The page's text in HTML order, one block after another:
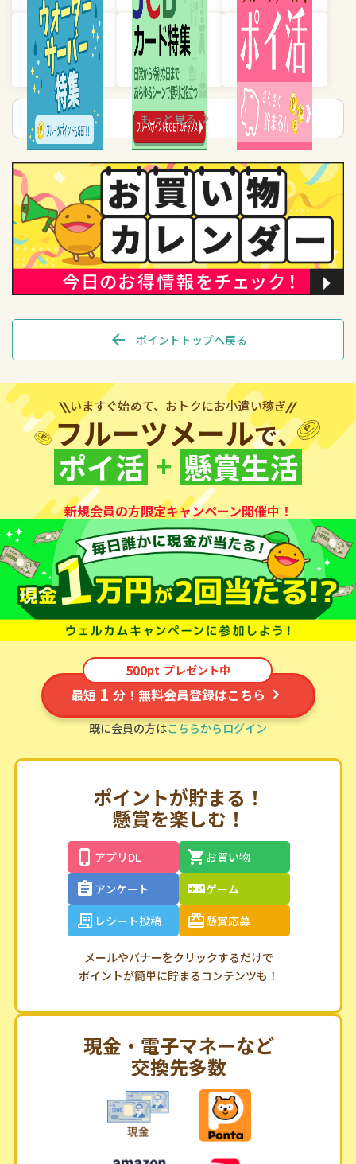
もっと見るchevron_right
arrow_back ポイントトップへ戻る
いますぐ始めて、おトクにお小遣い稼ぎ
フルーツメールで、
ポイ活 + 懸賞生活
新規会員の方限定キャンペーン開催中！
500pt プレゼント中
最短 1 分！無料会員登録はこちら
既に会員の方はこちらからログイン
ポイントが貯まる！
懸賞を楽しむ！
アプリDL
お買い物
アンケート
ゲーム
レシート投稿
懸賞応募
メールやバナーをクリックするだけで
ポイントが簡単に貯まるコンテンツも！
現金・電子マネーなど
交換先多数